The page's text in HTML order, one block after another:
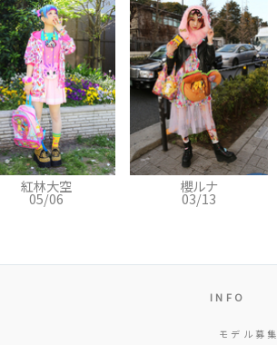
櫻ルナ
03/13
ななほし
02/15
INFO
モデル募集